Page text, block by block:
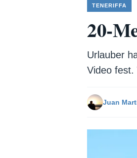
TENERIFFA
20-
Urlauber
Video fest.
Juan